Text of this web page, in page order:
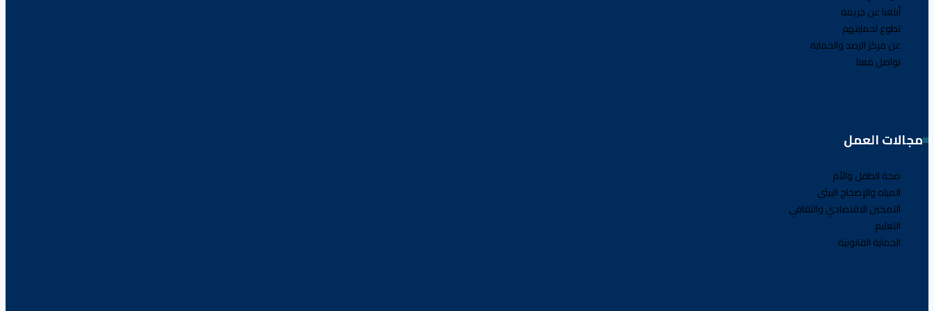
أبلغنا عن جريمة
تطوع لحمايتهم
عن مركز الرصد والحماية
تواصل معنا
مجالات العمل
صحة الطفل والأم
المياه والإصحاح البيئي
التمكين الاقتصادي والثقافي
التعليم
الحماية القانونية